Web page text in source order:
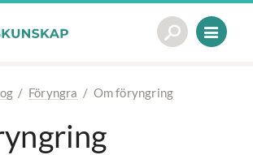
/ Föryngra / Om föryngring